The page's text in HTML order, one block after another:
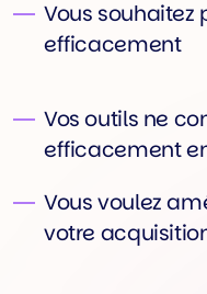
Vous souhaitez
efficacement
Vos outils ne
efficacement
Vous voulez
votre